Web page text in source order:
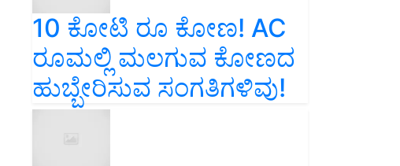
10 ಕೋಟಿ ರೂ ಕೋಣ! AC
ರೂಮಲ್ಲಿ ಮಲಗುವ ಕೋಣದ
ಹುಬ್ಬೇರಿಸುವ ಸಂಗತಿಗಳಿವು!